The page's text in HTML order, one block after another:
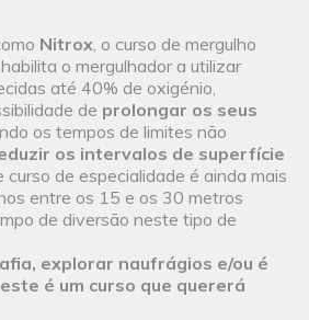
Nitrox, o curso de mergulho
habilita o mergulhador a utilizar
até 40% de oxigénio,
de prolongar os seus
os tempos de limites não
os intervalos de superfície
curso de especialidade é ainda mais
entre os 15 e os 30 metros
de diversão neste tipo de
explorar naufrágios e/ou é
é um curso que quererá